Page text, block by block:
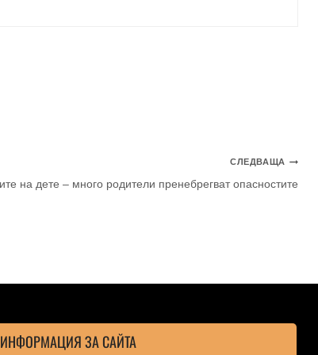
СЛЕДВАЩА
на дете – много родители пренебрегват опасностите
ИНФОРМАЦИЯ ЗА САЙТА